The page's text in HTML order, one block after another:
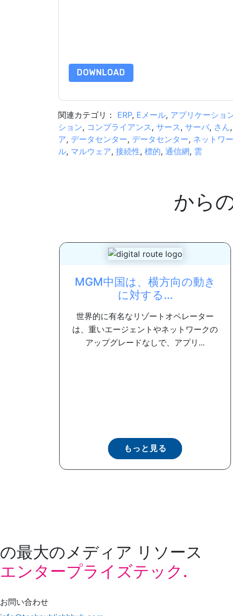
DOWNLOAD
関連カテゴリ： ERP, Eメール, アプリケーショ
ション, コンプライアンス, サース, サーバ, さん,
ア, データセンター, データセンター, ネットワ
ル, マルウェア, 接続性, 標的, 通信網, 雲
から
MGM中国は、横方向の動き
に対する...
世界的に有名なリゾートオペレーター
は、重いエージェントやネットワークの
アップグレードなしで、アプリ...
もっと見る
の最大のメディア リソース
エンタープライズテック.
お問い合わせ